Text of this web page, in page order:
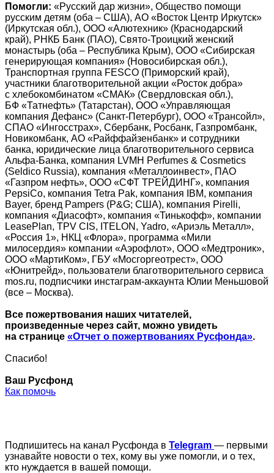
Помогли: «Русский дар жизни», Общество помощи
русским детям (оба – США), АО «Восток Центр Иркутск»
(Иркутская обл.), ООО «Алютехник» (Краснодарский
край), РНКБ Банк (ПАО), Свято-Троицкий женский
монастырь (оба – Республика Крым), ООО «Сибирская
генерирующая компания» (Новосибирская обл.),
Транспортная группа FESCO (Приморский край),
участники благотворительной акции «Росток добра»
с хлебокомбинатом «СМАК» (Свердловская обл.),
БФ «Татнефть» (Татарстан), ООО «Управляющая
компания Дефанс» (Санкт-Петербург), ООО «Трансойл»,
СПАО «Ингосстрах», Сбербанк, Росбанк, Газпромбанк,
Новикомбанк, АО «Райффайзенбанк» и сотрудники
банка, юридические лица благотворительного сервиса
Альфа-Банка, компания LVMH Perfumes & Cosmetics
(Seldico Russia), компания «Металлоинвест», ПАО
«Газпром нефть», ООО «СФТ ТРЕЙДИНГ», компания
PepsiCo, компания Tetra Pak, компания IBM, компания
Bayer, бренд Pampers (P&G; США), компания Pirelli,
компания «Диасофт», компания «Тинькофф», компании
LeasePlan, TPV CIS, ITELON, Yadro, «Ариэль Металл»,
«Россия 1», НКЦ «Флора», программа «Мили
милосердия» компании «Аэрофлот», ООО «Медтроник»,
ООО «МартиКом», ГБУ «Мосгоргеотрест», ООО
«Юнитрейд», пользователи благотворительного сервиса
mos.ru, подписчики инстаграм-аккаунта Юлии Меньшовой
(все – Москва).
Все пожертвования наших читателей,
произведенные через сайт, можно увидеть
на странице «Отчет о пожертвованиях Русфонда».
Спасибо!
Ваш Русфонд
Как помочь
Подпишитесь на канал Русфонда в Telegram — первыми
узнавайте новости о тех, кому вы уже помогли, и о тех,
кто нуждается в вашей помощи.